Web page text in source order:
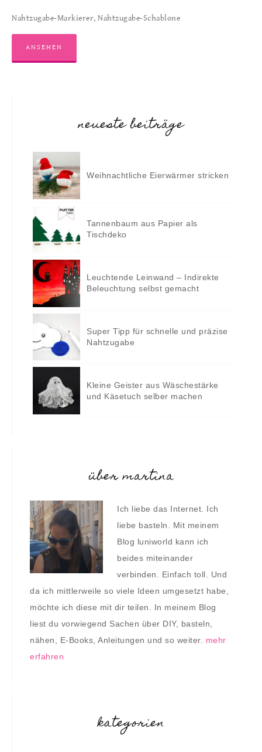
Nahtzugabe-Markierer, Nahtzugabe-Schablone
ANSEHEN
neueste beiträge
Weihnachtliche Eierwärmer stricken
Tannenbaum aus Papier als
Tischdeko
Leuchtende Leinwand – Indirekte
Beleuchtung selbst gemacht
Super Tipp für schnelle und präzise
Nahtzugabe
Kleine Geister aus Wäschestärke
und Käsetuch selber machen
über martina
Ich liebe das Internet. Ich
liebe basteln. Mit meinem
Blog luniworld kann ich
beides miteinander
verbinden. Einfach toll. Und
da ich mittlerweile so viele Ideen umgesetzt habe,
möchte ich diese mit dir teilen. In meinem Blog
liest du vorwiegend Sachen über DIY, basteln,
nähen, E-Books, Anleitungen und so weiter. mehr
erfahren
kategorien